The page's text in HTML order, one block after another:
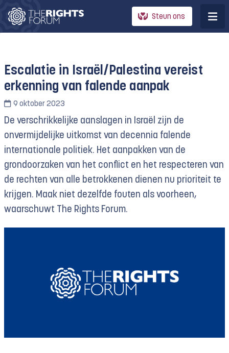
Steun ons
Escalatie in Israël/Palestina vereist
erkenning van falende aanpak
9 oktober 2023
De verschrikkelijke aanslagen in Israël zijn de
onvermijdelijke uitkomst van decennia falende
internationale politiek. Het aanpakken van de
grondoorzaken van het conflict en het respecteren van
de rechten van alle betrokkenen dienen nu prioriteit te
krijgen. Maak niet dezelfde fouten als voorheen,
waarschuwt The Rights Forum.